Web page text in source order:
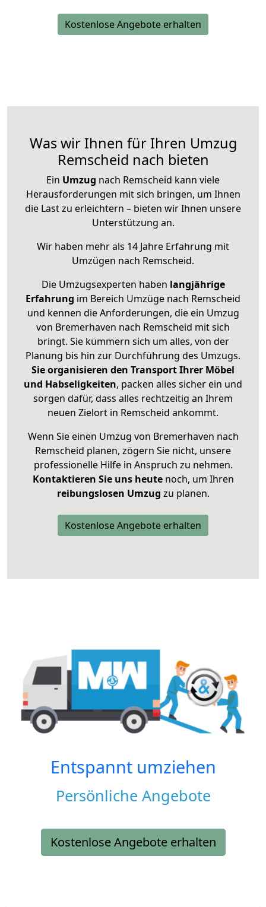
Kostenlose Angebote erhalten
Was wir Ihnen für Ihren Umzug
Remscheid nach bieten
Ein Umzug nach Remscheid kann viele
Herausforderungen mit sich bringen, um Ihnen
die Last zu erleichtern – bieten wir Ihnen unsere
Unterstützung an.
Wir haben mehr als 14 Jahre Erfahrung mit
Umzügen nach Remscheid.
Die Umzugsexperten haben langjährige
Erfahrung im Bereich Umzüge nach Remscheid
und kennen die Anforderungen, die ein Umzug
von Bremerhaven nach Remscheid mit sich
bringt. Sie kümmern sich um alles, von der
Planung bis hin zur Durchführung des Umzugs.
Sie organisieren den Transport Ihrer Möbel
und Habseligkeiten, packen alles sicher ein und
sorgen dafür, dass alles rechtzeitig an Ihrem
neuen Zielort in Remscheid ankommt.
Wenn Sie einen Umzug von Bremerhaven nach
Remscheid planen, zögern Sie nicht, unsere
professionelle Hilfe in Anspruch zu nehmen.
Kontaktieren Sie uns heutenoch, um Ihren
reibungslosen Umzug zu planen.
Kostenlose Angebote erhalten
Entspannt umziehen
Persönliche Angebote
Kostenlose Angebote erhalten